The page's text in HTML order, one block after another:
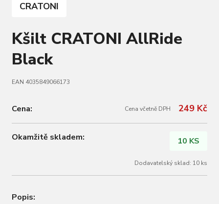
CRATONI
Kšilt CRATONI AllRide
Black
EAN 4035849066173
Cena: Cena včetně DPH 249 Kč
Okamžitě skladem: 10 KS
Dodavatelský sklad: 10 ks
Popis: